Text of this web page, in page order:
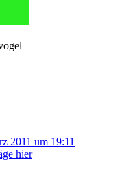
2011 um 19:11
hier